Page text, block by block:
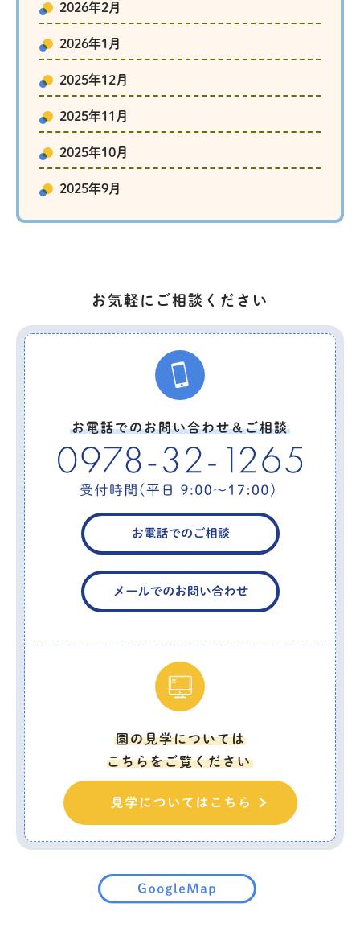
2026年2月
2026年1月
2025年12月
2025年11月
2025年10月
2025年9月
お気軽にご相談ください
お電話でのお問い合わせ＆ご相談
園の見学については
こちらをご覧ください